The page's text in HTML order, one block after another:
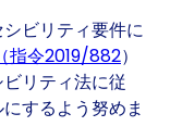
ビリティ要件に
（指令2019/882）
リティ法に従
するよう努めま